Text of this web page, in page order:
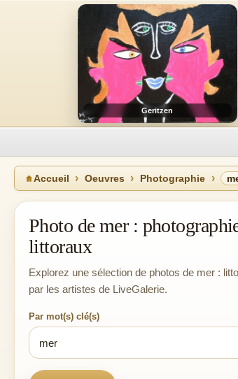
Geritzen
Accueil Oeuvres Photographie
Photo de mer :
littoraux
Explorez une sélection de photos de mer :
par les artistes de LiveGalerie.
Par mot(s) clé(s)